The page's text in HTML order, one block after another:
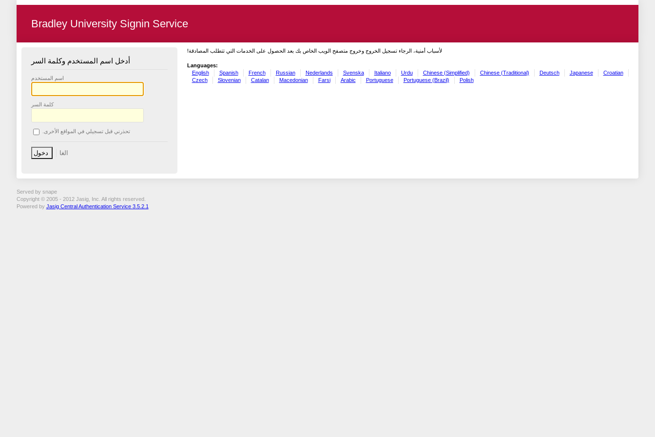
Bradley University Signin Service
أدخل اسم المستخدم وكلمة السر
اسم المستخدم
كلمة السر
تحذرني قبل تسجيلي في المواقع الأخرى.
لأسباب أمنية، الرجاء تسجيل الخروج وخروج متصفح الويب الخاص بك بعد الحصول على الخدمات التي تتطلب المصادقة!
Languages:
English
Spanish French Russian Nederlands Svenska Italiano Urdu Chinese (Simplified) Chinese (Traditional) Deutsch Japanese
Croatian
Czech
Slovenian Catalan Macedonian Farsi Arabic Portuguese Portuguese (Brazil) Polish
Served by snape
Copyright © 2005 - 2012 Jasig, Inc. All rights reserved.
Powered by Jasig Central Authentication Service 3.5.2.1